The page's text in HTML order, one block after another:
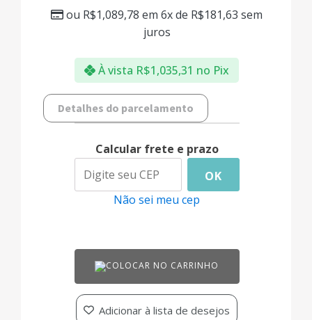
ou R$1,089,78 em 6x de R$181,63 sem
juros
À vista R$1,035,31 no Pix
Detalhes do parcelamento
Calcular frete e prazo
OK
Não sei meu cep
COLOCAR NO CARRINHO
Adicionar à lista de desejos